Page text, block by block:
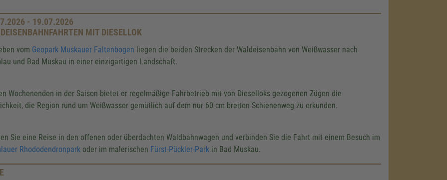
- 19.07.2026
MIT DIESELLOK
vom Geopark Muskauer Faltenbogen liegen die beiden Strecken der Waldeisenbahn von Weißwasser nach
und Bad Muskau in einer einzigartigen Landschaft.
Wochenenden in der Saison bietet er regelmäßige Fahrbetrieb mit von Dieselloks gezogenen Zügen die
die Region rund um Weißwasser gemütlich auf dem nur 60 cm breiten Schienenweg zu erkunden.
Sie eine Reise in den offenen oder überdachten Waldbahnwagen und verbinden Sie die Fahrt mit einem Besuch im
Rhododendronpark oder im malerischen Fürst-Pückler-Park in Bad Muskau.